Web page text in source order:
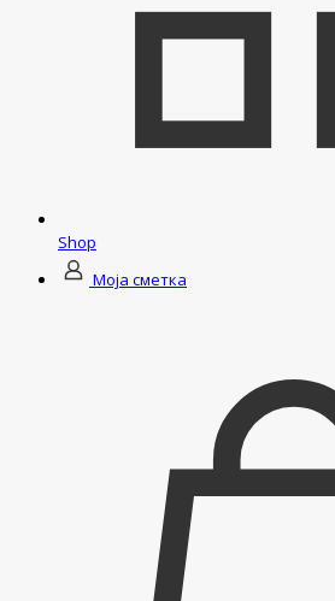
Shop
Моја сметка